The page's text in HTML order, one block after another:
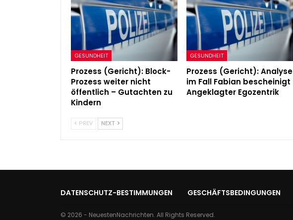
GESUNDHEIT
Prozess (Gericht): Block-
Prozess weiter nicht
öffentlich – Gutachten zu
Kindern
GESUNDHEIT
Prozess (Gericht): Analyse
im Fall Fabian bescheinigt
Angeklagter Egozentrik
PREV NEXT
DATENSCHUTZ-BESTIMMUNGEN GESCHÄFTSBEDINGUNGEN
© 2026 - NeuestenNachrichten. All Rights Reserved.